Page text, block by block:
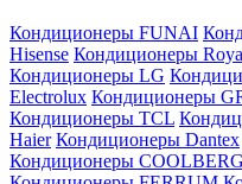
Кондиционеры FUNAI
Hisense Кондиционеры
Кондиционеры LG
Electrolux Кондиционеры
Кондиционеры TCL
Haier Кондиционеры Dantex
Кондиционеры СOOLBERG